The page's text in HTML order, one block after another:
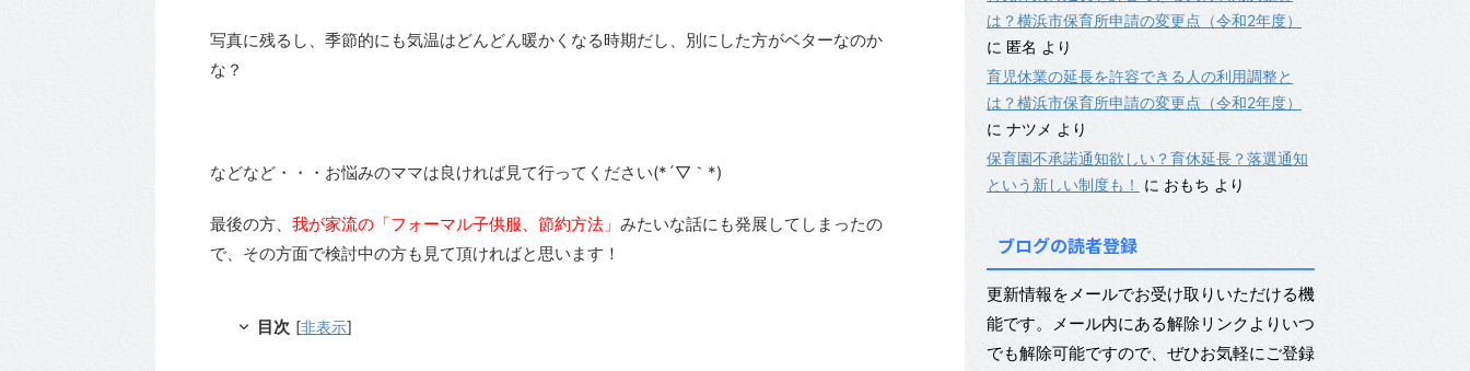
写真に残るし、季節的にも気温はどんどん暖かくなる時期だし、別にした方がベターなのか
な？
などなど・・・お悩みのママは良ければ見て行ってください(*´▽｀*)
最後の方、 我が家流の「フォーマル子供服、節約方法」 みたいな話にも発展してしまったの
で、その方面で検討中の方も見て頂ければと思います！
目次 [非表示]
は？横浜市保育所申請の変更点（令和2年度）
に 匿名 より
育児休業の延長を許容できる人の利用調整と
は？横浜市保育所申請の変更点（令和2年度）
に ナツメ より
保育園不承諾通知欲しい？育休延長？落選通知
という新しい制度も！
に おもち より
ブログの読者登録
更新情報をメールでお受け取りいただける機
能です。メール内にある解除リンクよりいつ
でも解除可能ですので、ぜひお気軽にご登録